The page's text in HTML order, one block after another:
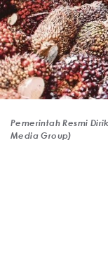
Pemerintah Resmi
Media Group)